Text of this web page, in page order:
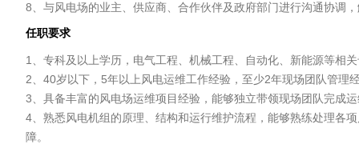
8、与风电场的业主、供应商、合作伙伴及政府部门进行沟通协调
任职要求
1、专科及以上学历，电气工程、机械工程、自动化、新能源等相
2、40岁以下，5年以上风电运维工作经验，至少2年现场团队管理
3、具备丰富的风电场运维项目经验，能够独立带领现场团队完成
4、熟悉风电机组的原理、结构和运行维护流程，能够熟练处理各
障。